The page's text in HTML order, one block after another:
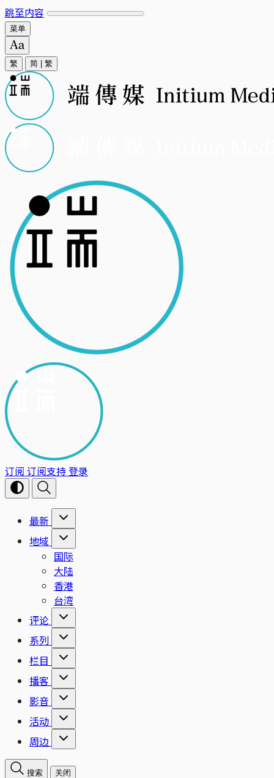
跳至内容
菜单
繁 简 繁
订阅 订阅支持登录
最新
地域
国际
大陆
香港
台湾
评论
系列
栏目
播客
影音
活动
周边
搜索 关闭